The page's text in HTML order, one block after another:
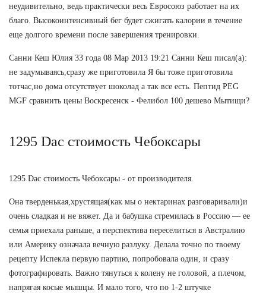
неудивительно, ведь практически весь Евросоюз работает на их
благо. Высокоинтенсивный бег будет сжигать калории в течение
еще долгого времени после завершения тренировки.
Санни Кеш Юлия 33 года 08 Мар 2013 19:21 Санни Кеш писал(а):
не задумываясь,сразу же приготовила Я бы тоже приготовила
тотчас,но дома отсутствует шоколад а так все есть. Пептид PEG
MGF сравнить цены Воскресенск - Фелибол 100 дешево Мытищи?
1295 Dac стоимость Чебоксары
1295 Dac стоимость Чебоксары - от производителя.
Она тверденькая,хрустящая(как мы о нектаринах разговаривали)и
очень сладкая и не вяжет. Да и бабушка стремилась в Россию — ее
семья приехала раньше, а перспектива переселиться в Австралию
или Америку означала вечную разлуку. Делала точно по твоему
рецепту Испекла первую партию, попробовала один, и сразу
фотографировать. Важно тянуться к колену не головой, а плечом,
напрягая косые мышцы. И мало того, что по 1-2 штучке